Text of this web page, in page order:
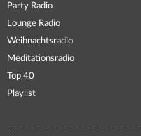
Party Radio
Lounge Radio
Weihnachtsradio
Meditationsradio
Top 40
Playlist